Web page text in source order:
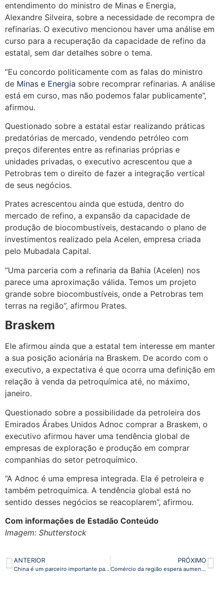
entendimento do ministro de Minas e Energia,
Alexandre Silveira, sobre a necessidade de recompra de
refinarias. O executivo mencionou haver uma análise em
curso para a recuperação da capacidade de refino da
estatal, sem dar detalhes sobre o tema.
“Eu concordo politicamente com as falas do ministro
de Minas e Energia sobre recomprar refinarias. A análise
está em curso, mas não podemos falar publicamente”,
afirmou.
Questionado sobre a estatal estar realizando práticas
predatórias de mercado, vendendo petróleo com
preços diferentes entre as refinarias próprias e
unidades privadas, o executivo acrescentou que a
Petrobras tem o direito de fazer a integração vertical
de seus negócios.
Prates acrescentou ainda que estuda, dentro do
mercado de refino, a expansão da capacidade de
produção de biocombustíveis, destacando o plano de
investimentos realizado pela Acelen, empresa criada
pelo Mubadala Capital.
“Uma parceria com a refinaria da Bahia (Acelen) nos
parece uma aproximação válida. Temos um projeto
grande sobre biocombustíveis, onde a Petrobras tem
terras na região”, afirmou Prates.
Braskem
Ele afirmou ainda que a estatal tem interesse em manter
a sua posição acionária na Braskem. De acordo com o
executivo, a expectativa é que ocorra uma definição em
relação à venda da petroquímica até, no máximo,
janeiro.
Questionado sobre a possibilidade da petroleira dos
Emirados Árabes Unidos Adnoc comprar a Braskem, o
executivo afirmou haver uma tendência global de
empresas de exploração e produção em comprar
companhias do setor petroquímico.
“A Adnoc é uma empresa integrada. Ela é petroleira e
também petroquímica. A tendência global está no
sentido desses negócios se reacoplarem”, afirmou.
Com informações de Estadão Conteúdo
Imagem: Shutterstock
ANTERIOR
China é um parceiro importante para transição energética, diz presidente da Petrobras
PRÓXIMO
Comércio da região espera aumento de 6% nas vendas do Dia das Crianças